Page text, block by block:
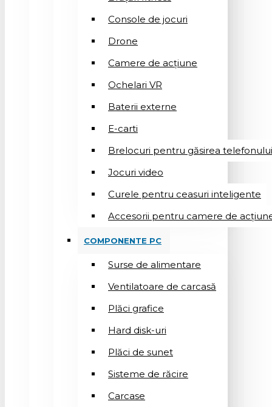
Console de jocuri
Drone
Camere de acțiune
Ochelari VR
Baterii externe
E-carti
Brelocuri pentru găsirea telefonului
Jocuri video
Curele pentru ceasuri inteligente
Accesorii pentru camere de
COMPONENTE PC
Surse de alimentare
Ventilatoare de carcasă
Plăci grafice
Hard disk-uri
Plăci de sunet
Sisteme de răcire
Carcase